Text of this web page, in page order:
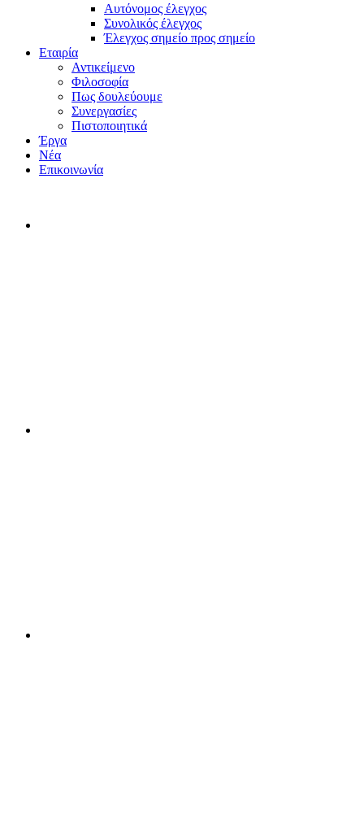
Αυτόνομος έλεγχος
Συνολικός έλεγχος
Έλεγχος σημείο προς σημείο
Εταιρία
Αντικείμενο
Φιλοσοφία
Πως δουλεύουμε
Συνεργασίες
Πιστοποιητικά
Έργα
Νέα
Επικοινωνία